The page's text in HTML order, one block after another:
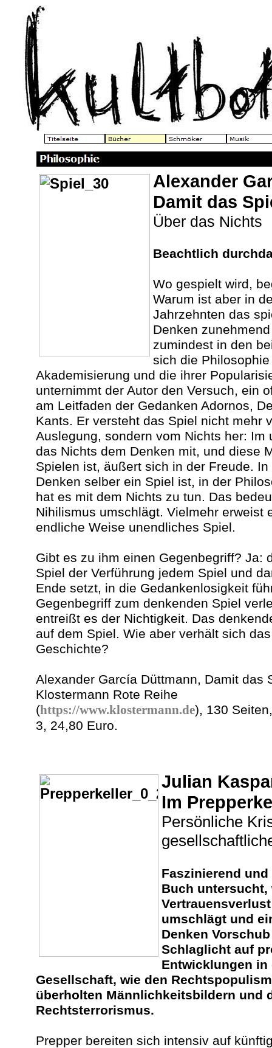
Alexander
Damit das
Über das Nichts
Beachtlich
Wo gespielt wird,
Warum ist aber in
Jahrzehnten das
Denken
zumindest in den
sich die
Akademisierung und die ihrer
unternimmt der Autor den Versuch, ein
am Leitfaden der Gedanken Adornos,
Kants. Er versteht das Spiel nicht mehr
Auslegung, sondern vom Nichts her: Im
das Nichts dem Denken mit, und diese
Spielen ist, äußert sich in der Freude.
Denken selber ein Spiel ist, in der
hat es mit dem Nichts zu tun. Das
Nihilismus umschlägt. Vielmehr erweist
endliche Weise unendliches Spiel.
Gibt es zu ihm einen Gegenbegriff? Ja:
Spiel der Verführung jedem Spiel und
Ende setzt, in die Gedankenlosigkeit
Gegenbegriff zum denkenden Spiel
entreißt es der Nichtigkeit. Das
auf dem Spiel. Wie aber verhält sich
Geschichte?
Alexander García Düttmann, Damit das
Klostermann Rote Reihe
(https://www.klostermann.de), 130
3, 24,80 Euro.
Julian
Im
Persönliche
Faszinierend
Buch untersucht,
umschlägt und
Denken
Schlaglicht auf
Entwicklungen in
Gesellschaft, wie den
überholten Männlichkeitsbildern und
Rechtsterrorismus.
Prepper bereiten sich intensiv auf